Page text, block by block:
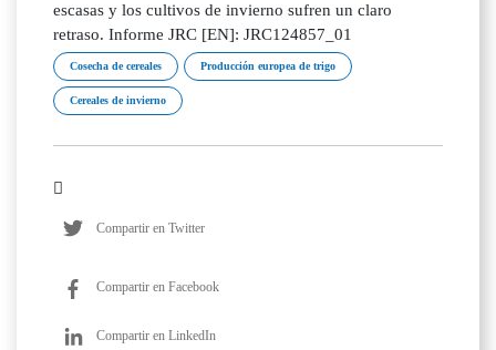
escasas y los cultivos de invierno sufren un claro
retraso. Informe JRC [EN]: JRC124857_01
Cosecha de cereales Producción europea de trigo
Cereales de invierno
Compartir en Twitter
Compartir en Facebook
Compartir en LinkedIn